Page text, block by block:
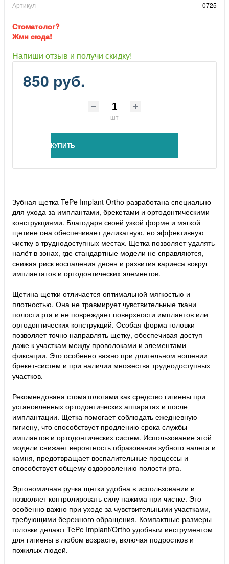
Артикул 0725
Стоматолог?
Жми сюда!
Напиши отзыв и получи скидку!
850 руб.
шт
КУПИТЬ
Зубная щетка TePe Implant Ortho разработана специально
для ухода за имплантами, брекетами и ортодонтическими
конструкциями. Благодаря своей узкой форме и мягкой
щетине она обеспечивает деликатную, но эффективную
чистку в труднодоступных местах. Щетка позволяет удалять
налёт в зонах, где стандартные модели не справляются,
снижая риск воспаления десен и развития кариеса вокруг
имплантатов и ортодонтических элементов.
Щетина щетки отличается оптимальной мягкостью и
плотностью. Она не травмирует чувствительные ткани
полости рта и не повреждает поверхности имплантов или
ортодонтических конструкций. Особая форма головки
позволяет точно направлять щетку, обеспечивая доступ
даже к участкам между проволоками и элементами
фиксации. Это особенно важно при длительном ношении
брекет-систем и при наличии множества труднодоступных
участков.
Рекомендована стоматологами как средство гигиены при
установленных ортодонтических аппаратах и после
имплантации. Щетка помогает соблюдать ежедневную
гигиену, что способствует продлению срока службы
имплантов и ортодонтических систем. Использование этой
модели снижает вероятность образования зубного налета и
камня, предотвращает воспалительные процессы и
способствует общему оздоровлению полости рта.
Эргономичная ручка щетки удобна в использовании и
позволяет контролировать силу нажима при чистке. Это
особенно важно при уходе за чувствительными участками,
требующими бережного обращения. Компактные размеры
головки делают TePe Implant/Ortho удобным инструментом
для гигиены в любом возрасте, включая подростков и
пожилых людей.